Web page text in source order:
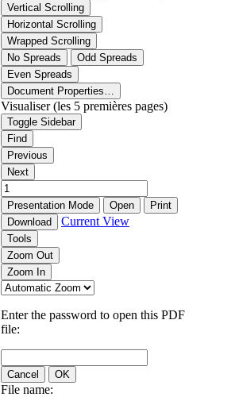
Vertical Scrolling
Horizontal Scrolling
Wrapped Scrolling
No Spreads
Odd Spreads
Even Spreads
Document Properties…
Visualiser (les 5 premières pages)
Toggle Sidebar
Find
Previous
Next
Presentation Mode Open
Print
Download
Current View
Tools
Zoom Out
Zoom In
Enter the password to open this PDF
file:
Cancel OK
File name: